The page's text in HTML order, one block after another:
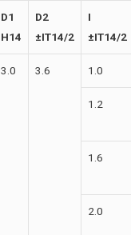
D1
H14
D2
±IT14/2
I
±IT14/2
3.0 3.6 1.0
1.2
1.6
2.0